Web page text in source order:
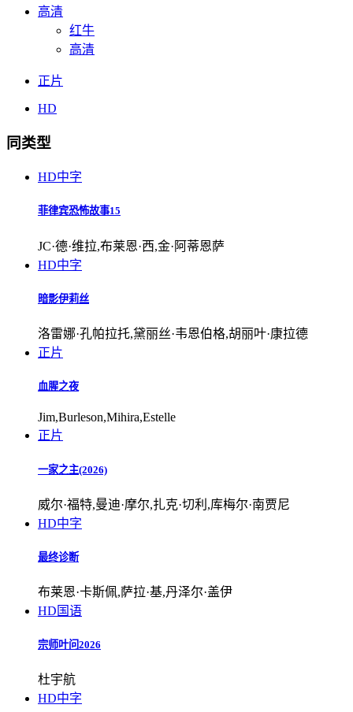
高清
红牛
高清
正片
HD
同类型
HD中字
菲律宾恐怖故事15
JC·德·维拉,布莱恩·西,金·阿蒂恩萨
HD中字
暗影伊莉丝
洛雷娜·孔帕拉托,黛丽丝·韦恩伯格,胡丽叶·康拉德
正片
血腥之夜
Jim,Burleson,Mihira,Estelle
正片
一家之主(2026)
威尔·福特,曼迪·摩尔,扎克·切利,库梅尔·南贾尼
HD中字
最终诊断
布莱恩·卡斯佩,萨拉·基,丹泽尔·盖伊
HD国语
宗师叶问2026
杜宇航
HD中字